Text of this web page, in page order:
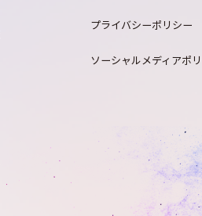
プライバシーポリシー
ソーシャルメディアポ